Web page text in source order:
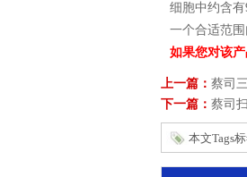
细胞中约含
一个合适范
如果您对该
上一篇： 蔡司
下一篇： 蔡司
本文Tags